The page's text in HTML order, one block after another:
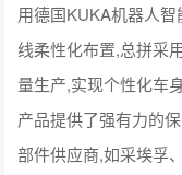
用德国KUKA机器人
线柔性化布置,总拼采
量生产,实现个性化车
产品提供了强有力的
部件供应商,如采埃孚